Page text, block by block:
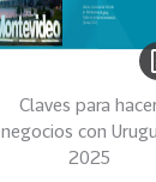
Claves para
negocios con
2025